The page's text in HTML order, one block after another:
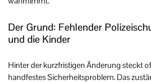
Der Grund: Fehlender
und die Kinder
Hinter der kurzfristigen Änderung steckt
handfestes Sicherheitsproblem. Das